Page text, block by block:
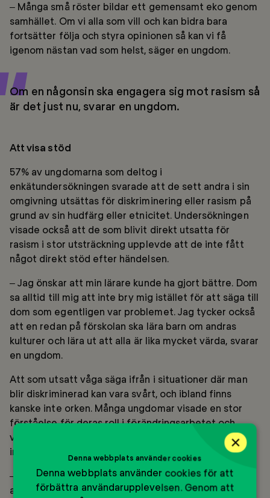
– Många små röster bildar ett gemensamt eko genom
samhället. Om vi alla som vill och kan bidra bara
fortsätter följa och styra opinionen så kan vi få
igenom nästan vad som helst, säger en ungdom.
Om en någonsin ska engagera sig mot rasism så
är det just nu, svarar en ungdom.
Att visa stöd
57% av ungdomarna som deltog i
enkätundersökningen svarade att de sett andra i sin
omgivning utsättas för diskriminering eller rasism på
grund av sin hudfärg eller etnicitet. Undersökningen
visade också att de som blivit direkt utsatta för
rasism i stor utsträckning upplevde att de inte fått
något direkt stöd efter händelsen.
– Jag önskar att min lärare kunde ha gjort bättre. Dom
sa alltid till mig att inte bry mig istället för att säga till
dom som egentligen var problemet. Jag tycker också
att en redan på förskolan ska lära barn om andras
kulturer och lära ut att alla är lika mycket värda, svarar
en ungdom.
Att som utsatt våga säga ifrån i situationer där man
blir diskriminerad kan vara svårt, och ibland finns
kanske inte orken. Många ungdomar visade en stor
förståelse för deras roll i förändringsarbetet och
varför det är viktigt att aktivt visa sitt stöd om man
inte själv är direkt utsatt.
– Eftersom jag är uppvuxen i en vit familj så har jag
automatiskt fötts med massa privilegier som jag inte
×
Denna webbplats använder cookies
Denna webbplats använder cookies för att
förbättra användarupplevelsen. Genom att